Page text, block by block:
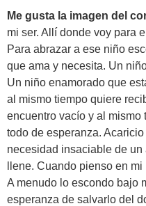
Me gusta la imagen del
mi ser. Allí donde voy para
Para abrazar a ese niño
que ama y necesita. Un
Un niño enamorado que
al mismo tiempo quiere
encuentro vacío y al
todo de esperanza.
necesidad insaciable de
llene. Cuando pienso en
A menudo lo escondo bajo
esperanza de salvarlo del